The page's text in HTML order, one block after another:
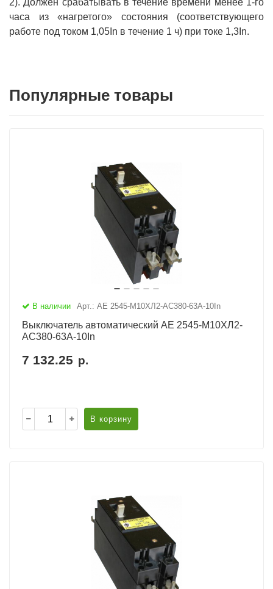
2). Должен срабатывать в течение времени менее 1-го
часа из «нагретого» состояния (соответствующего
работе под током 1,05In в течение 1 ч) при токе 1,3In.
Популярные товары
В наличии Арт.: АЕ 2545-М10ХЛ2-AC380-63А-10In
Выключатель автоматический АЕ 2545-М10ХЛ2-
AC380-63А-10In
7 132.25 р.
В корзину